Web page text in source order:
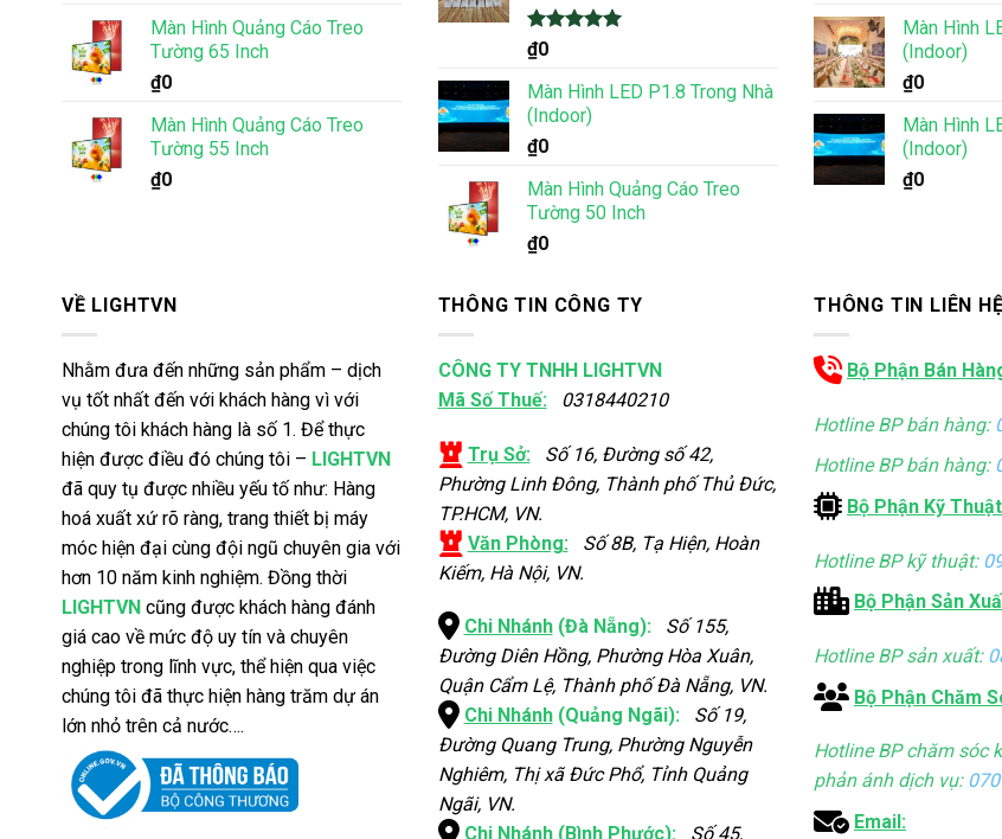
Màn Hình Quảng Cáo Treo
Tường 65 Inch
₫0
Màn Hình Quảng Cáo Treo
Tường 55 Inch
₫0
Được xếp
hạng
5 sao
₫0
Màn Hình LED P1.8 Trong Nhà
(Indoor)
₫0
Màn Hình Quảng Cáo Treo
Tường 50 Inch
₫0
Màn Hình
(Indoor)
₫0
Màn Hình
(Indoor)
₫0
VỀ LIGHTVN
Nhằm đưa đến những sản phẩm – dịch
vụ tốt nhất đến với khách hàng vì với
chúng tôi khách hàng là số 1. Để thực
hiện được điều đó chúng tôi – LIGHTVN
đã quy tụ được nhiều yếu tố như: Hàng
hoá xuất xứ rõ ràng, trang thiết bị máy
móc hiện đại cùng đội ngũ chuyên gia với
hơn 10 năm kinh nghiệm. Đồng thời
LIGHTVN cũng được khách hàng đánh
giá cao về mức độ uy tín và chuyên
nghiệp trong lĩnh vực, thể hiện qua việc
chúng tôi đã thực hiện hàng trăm dự án
lớn nhỏ trên cả nước….
THÔNG TIN CÔNG TY
CÔNG TY TNHH LIGHTVN
Mã Số Thuế:0318440210
Trụ Sở:Số 16, Đường số 42,
Phường Linh Đông, Thành phố Thủ Đức,
TP.HCM, VN.
Văn Phòng:Số 8B, Tạ Hiện, Hoàn
Kiếm, Hà Nội, VN.
Chi Nhánh(Đà Nẵng):Số 155,
Đường Diên Hồng, Phường Hòa Xuân,
Quận Cẩm Lệ, Thành phố Đà Nẵng, VN.
Chi Nhánh(Quảng Ngãi):Số 19,
Đường Quang Trung, Phường Nguyễn
Nghiêm, Thị xã Đức Phổ, Tỉnh Quảng
Ngãi, VN.
Chi Nhánh(Bình Phước):Số 45,
THÔNG TIN LIÊN HỆ
Bộ Phận Bán
Hotline BP bán hàng:
Hotline BP bán hàng:
Bộ Phận Kỹ
Hotline BP kỹ thuật:
Bộ Phận Sản
Hotline BP sản xuất:
Bộ Phận Chăm
Hotline BP chăm sóc
phản ánh dịch vụ:
Email: